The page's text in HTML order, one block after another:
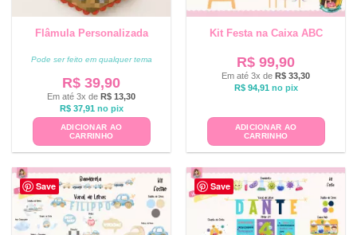
Flâmula Personalizada
Pode ser feito em qualquer tema
R$ 39,90
Em até 3x de R$ 13,30
R$37,91 no pix
ADICIONAR AO
CARRINHO
Kit Festa na Caixa ABC
R$ 99,90
Em até 3x de R$ 33,30
R$94,91 no pix
ADICIONAR AO
CARRINHO
Save Save